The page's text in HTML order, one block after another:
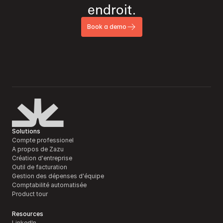
endroit.
Book a demo
Solutions
Compte professionel
A propos de Zazu
Création d'entreprise
Outil de facturation
Gestion des dépenses d'équipe
Comptabilité automatisée
Product tour
Resources